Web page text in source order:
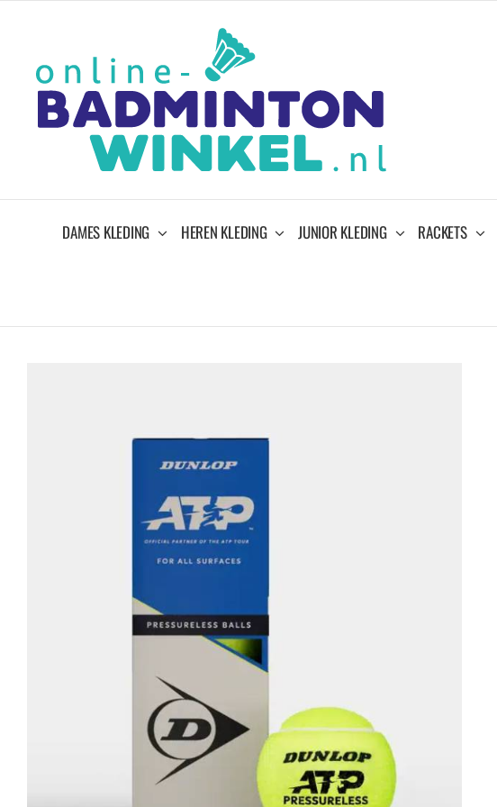
DAMES KLEDING HEREN KLEDING JUNIOR KLEDING RACKETS